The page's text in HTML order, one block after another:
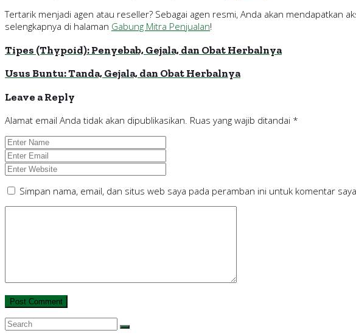
Tertarik menjadi agen atau reseller? Sebagai agen resmi, Anda akan mendapatkan
selengkapnya di halaman Gabung Mitra Penjualan!
Tipes (Thypoid): Penyebab, Gejala, dan Obat Herbalnya
Usus Buntu: Tanda, Gejala, dan Obat Herbalnya
Leave a Reply
Alamat email Anda tidak akan dipublikasikan. Ruas yang wajib ditandai *
Simpan nama, email, dan situs web saya pada peramban ini untuk komentar